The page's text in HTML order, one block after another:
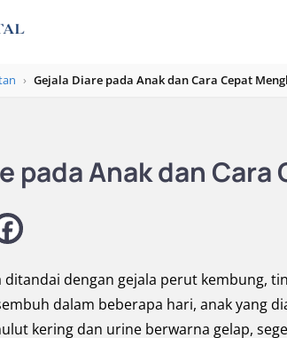
› Gejala Diare pada Anak dan Cara Cepat
pada Anak dan
ditandai dengan gejala perut kembung,
dalam beberapa hari, anak yang
kering dan urine berwarna gelap,